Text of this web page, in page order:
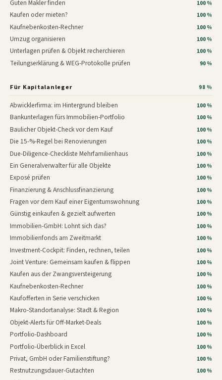
Guten Makler finden 100 %
Kaufen oder mieten? 100 %
Kaufnebenkosten-Rechner 100 %
Umzug organisieren 100 %
Unterlagen prüfen & Objekt recherchieren 100 %
Teilungserklärung & WEG-Protokolle prüfen 90 %
Für Kapitalanleger 98 %
Abwicklerfirma: im Hintergrund bleiben 100 %
Bankunterlagen fürs Immobilien-Portfolio 100 %
Baulicher Objekt-Check vor dem Kauf 100 %
Die 15-%-Regel bei Renovierungen 100 %
Due-Diligence-Checkliste Mehrfamilienhaus 100 %
Ein Generalverwalter für alle Objekte 100 %
Exposé prüfen 100 %
Finanzierung & Anschlussfinanzierung 100 %
Fragen vor dem Kauf einer Eigentumswohnung 100 %
Günstig einkaufen & gezielt aufwerten 100 %
Immobilien-GmbH: Lohnt sich das? 100 %
Immobilienfonds am Zweitmarkt 100 %
Investment-Cockpit: Finden, rechnen, teilen 100 %
Joint Venture: Gemeinsam kaufen & flippen 100 %
Kaufen aus der Zwangsversteigerung 100 %
Kaufnebenkosten-Rechner 100 %
Kaufofferten in Serie verschicken 100 %
Makro-Standortanalyse: Stadt & Region 100 %
Objekt-Alerts für Off-Market-Deals 100 %
Portfolio-Dashboard 100 %
Portfolio-Überblick in Excel 100 %
Privat, GmbH oder Familienstiftung? 100 %
Restnutzungsdauer-Gutachten 100 %